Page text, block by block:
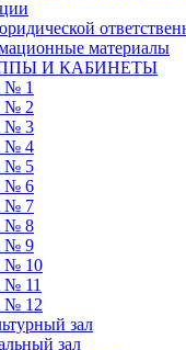
материалы
И КАБИНЕТЫ
№ 1
№ 2
№ 3
№ 4
№ 5
№ 6
№ 7
№ 8
№ 9
№ 10
№ 11
№ 12
зал
зал